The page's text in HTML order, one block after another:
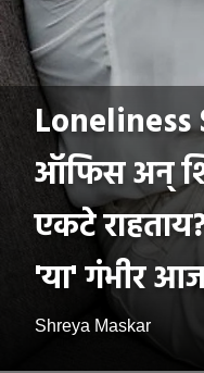
Loneliness
ऑफिस अन्
एकटे
'या' गंभीर
Shreya Maskar